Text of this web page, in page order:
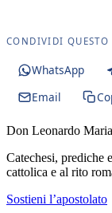
CONDIVIDI QUESTO
WhatsApp
Email
Don Leonardo
Catechesi, prediche
cattolica e al rito
Sostieni l’apostolato